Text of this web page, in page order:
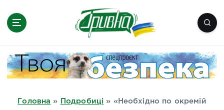
Миколаїв, Одеса, Мелітополь
Головна » Подробиці »
«Необхідно по окремій